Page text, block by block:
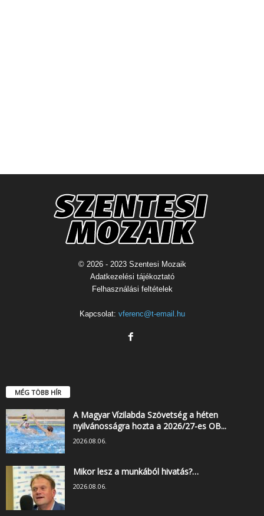
© 2026 - 2023 Szentesi Mozaik
Adatkezelési tájékoztató
Felhasználási feltételek
Kapcsolat: vferenc@t-email.hu
MÉG TÖBB HÍR
A Magyar Vízilabda Szövetség a héten
nyilvánosságra hozta a 2026/27-es OB...
2026.08.06.
Mikor lesz a munkából hivatás?…
2026.08.06.